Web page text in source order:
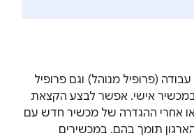
(פרופיל מנוהל) וגם פרופיל
אישי. אפשר לבצע הקצאת
אחרי ההגדרה של מכשיר חדש עם
תומך בהם. במכשירים